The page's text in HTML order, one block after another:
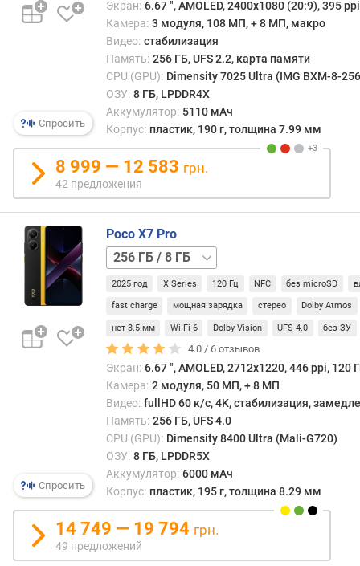
и
г
а
р
а
н
и
а
н
н
е
н
и
е
О
Спросить
Экран: 6.67 ", AMOLED, 2400x1080 (20:9), 395
Камера: 3 модуля, 108 МП, + 8 МП, макро
Видео: стабилизация
Память: 256 ГБ, UFS 2.2, карта памяти
CPU (GPU): Dimensity 7025 Ultra (IMG BXM-8-
ОЗУ: 8 ГБ, LPDDR4X
Аккумулятор: 5110 мАч
Корпус: пластик, 190 г, толщина 7.99 мм
8 999 — 12 583 грн.
42 предложения
Спросить
Poco X7 Pro
256 ГБ
/
12 ГБ512 ГБ
2025 год X Series 120 Гц NFC без microSD
fast charge мощная зарядка стерео Dolby Atmos
нет 3.5 мм Wi-Fi 6 Dolby Vision UFS 4.0 без ЗУ
4.0 / 6 отзывов
Экран: 6.67 ", AMOLED, 2712x1220, 446 ppi, 120
Камера: 2 модуля, 50 МП, + 8 МП
Видео: fullHD 60 к/с, 4K, стабилизация,
Память: 256 ГБ, UFS 4.0
CPU (GPU): Dimensity 8400 Ultra (Mali-G720)
ОЗУ: 8 ГБ, LPDDR5X
Аккумулятор: 6000 мАч
Корпус: пластик, 195 г, толщина 8.29 мм
14 749 — 19 794 грн.
49 предложений